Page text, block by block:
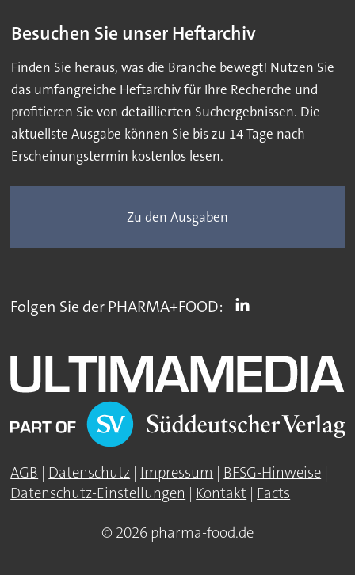
Besuchen Sie unser Heftarchiv
Finden Sie heraus, was die Branche bewegt! Nutzen Sie
das umfangreiche Heftarchiv für Ihre Recherche und
profitieren Sie von detaillierten Suchergebnissen. Die
aktuellste Ausgabe können Sie bis zu 14 Tage nach
Erscheinungstermin kostenlos lesen.
Zu den Ausgaben
Folgen Sie der PHARMA+FOOD:
AGB | Datenschutz | Impressum | BFSG-Hinweise |
Datenschutz-Einstellungen | Kontakt | Facts
© 2026 pharma-food.de